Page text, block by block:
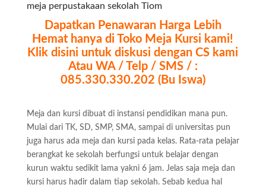
meja perpustakaan sekolah Tiom
Dapatkan Penawaran Harga Lebih
Hemat hanya di Toko Meja Kursi kami!
Klik disini untuk diskusi dengan CS kami
Atau WA / Telp / SMS / :
085.330.330.202 (Bu Iswa)
Meja dan kursi dibuat di instansi pendidikan mana pun.
Mulai dari TK, SD, SMP, SMA, sampai di universitas pun
juga harus ada meja dan kursi pada kelas. Rata-rata pelajar
berangkat ke sekolah berfungsi untuk belajar dengan
kurun waktu sedikit lama yakni 6 jam. Jelas saja meja dan
kursi harus hadir dalam tiap sekolah. Sebab kedua hal